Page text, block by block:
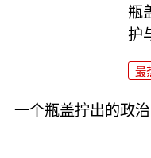
瓶
护
最
一个瓶盖拧出的政